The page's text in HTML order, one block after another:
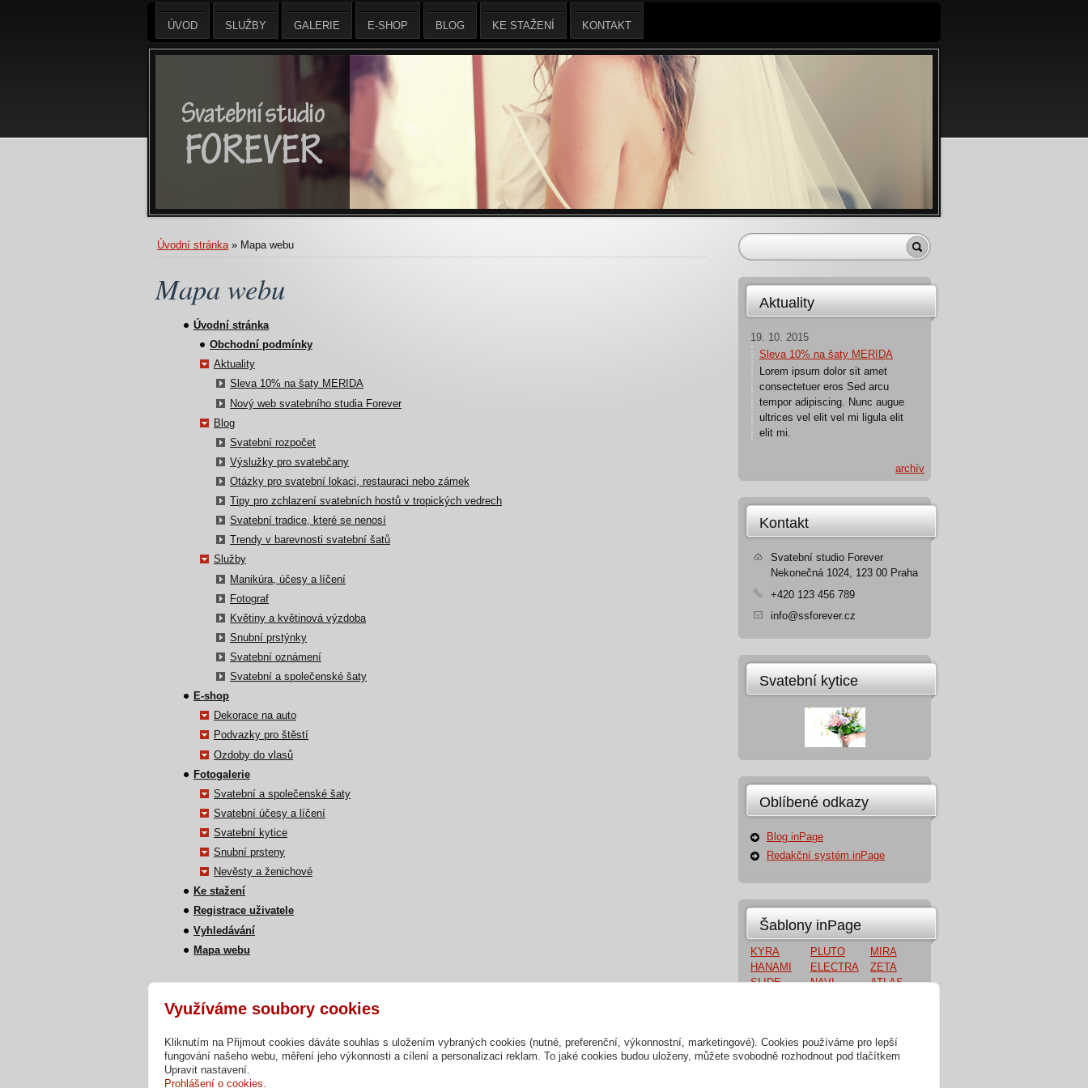
Úvodní stránka» Mapa webu
Mapa webu
Úvodní stránka
Obchodní podmínky
Aktuality
Sleva 10% na šaty MERIDA
Nový web svatebního studia Forever
Blog
Svatební rozpočet
Výslužky pro svatebčany
Otázky pro svatební lokaci, restauraci nebo zámek
Tipy pro zchlazení svatebních hostů v tropických vedrech
Svatební tradice, které se nenosí
Trendy v barevnosti svatební šatů
Služby
Manikúra, účesy a líčení
Fotograf
Květiny a květinová výzdoba
Snubní prstýnky
Svatební oznámení
Svatební a společenské šaty
E-shop
Dekorace na auto
Podvazky pro štěstí
Ozdoby do vlasů
Fotogalerie
Svatební a společenské šaty
Svatební účesy a líčení
Svatební kytice
Snubní prsteny
Nevěsty a ženichové
Ke stažení
Registrace uživatele
Vyhledávání
Mapa webu
Aktuality
19. 10. 2015
Sleva 10% na šaty MERIDA
Lorem ipsum dolor sit amet
consectetuer eros Sed arcu
tempor adipiscing. Nunc augue
ultrices vel elit vel mi ligula elit
elit mi.
archív
Kontakt
Svatební studio Forever
Nekonečná 1024, 123 00 Praha
+420 123 456 789
info@ssforever.cz
Svatební kytice
Oblíbené odkazy
Blog inPage
Redakční systém inPage
Šablony inPage
KYRA
HANAMI
SLIDE
PLUTO
ELECTRA
NAVI
MIRA
ZETA
ATLAS
ÚVOD SLUŽBY GALERIE E-SHOP BLOG KE STAŽENÍ KONTAKT
Copyright © 2026 Svatební studio Forever
Využíváme soubory cookies
Kliknutím na Přijmout cookies dáváte souhlas s uložením vybraných cookies (nutné, preferenční, výkonnostní, marketingové). Cookies používáme pro lepší
fungování našeho webu, měření jeho výkonnosti a cílení a personalizaci reklam. To jaké cookies budou uloženy, můžete svobodně rozhodnout pod tlačítkem
Upravit nastavení.
Prohlášení o cookies.